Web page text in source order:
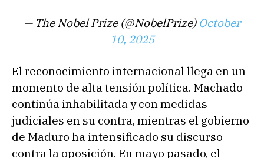
— The Nobel Prize (@NobelPrize) October
10, 2025
El reconocimiento internacional llega en un
momento de alta tensión política. Machado
continúa inhabilitada y con medidas
judiciales en su contra, mientras el gobierno
de Maduro ha intensificado su discurso
contra la oposición. En mayo pasado, el